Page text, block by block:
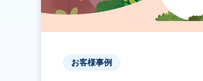
お客様事例